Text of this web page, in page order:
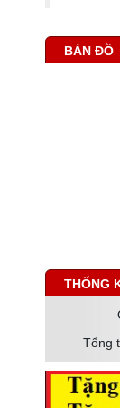
BẢN ĐỒ
THỐNG
Tổng